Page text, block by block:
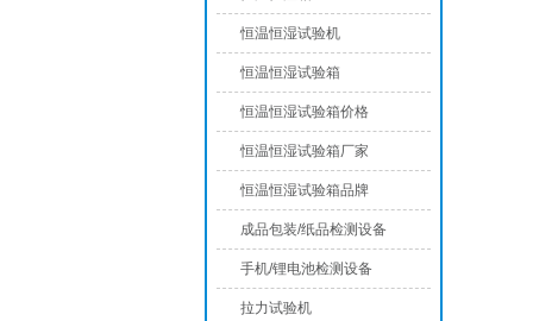
恒温恒湿试验机
恒温恒湿试验箱
恒温恒湿试验箱价格
恒温恒湿试验箱厂家
恒温恒湿试验箱品牌
成品包装/纸品检测设备
手机/锂电池检测设备
拉力试验机